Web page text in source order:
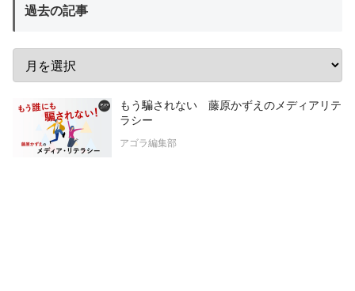
過去の記事
もう騙されない 藤原かずえのメディアリテ
ラシー
アゴラ編集部